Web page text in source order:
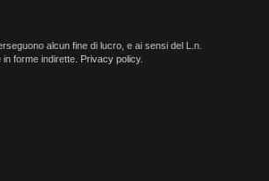
alcun fine di lucro, e ai sensi del L.n.
forme indirette. Privacy policy.